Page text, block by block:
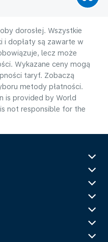
dorosłej. Wszystkie
i dopłaty są zawarte w
lecz może
Wykazane ceny mogą
taryf. Zobaczą
metody płatności.
is provided by World
not responsible for the